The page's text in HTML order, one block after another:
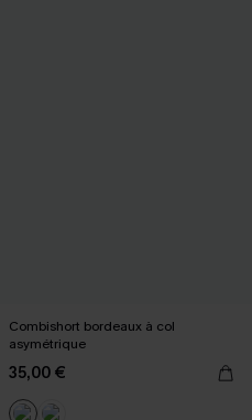
Combishort bordeaux à col
asymétrique
35,00 €